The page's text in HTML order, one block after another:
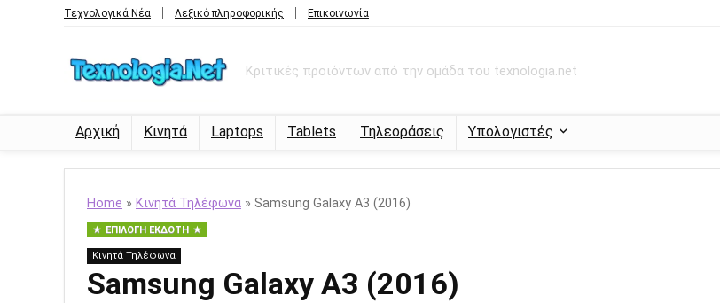
Τεχνολογικά Νέα Λεξικό πληροφορικής Επικοινωνία
Κριτικές προϊόντων από την ομάδα του texnologia.net
Αρχική Κινητά Laptops Tablets Τηλεοράσεις Υπολογιστές
Home » Κινητά Τηλέφωνα » Samsung Galaxy A3 (2016)
ΕΠΙΛΟΓΉ ΕΚΔΌΤΗ
Κινητά Τηλέφωνα
Samsung Galaxy A3 (2016)